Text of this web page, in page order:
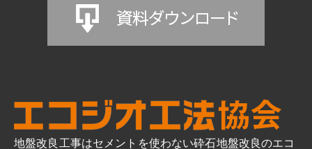
地盤改良工事はセメントを使わない砕石地盤改良のエコ